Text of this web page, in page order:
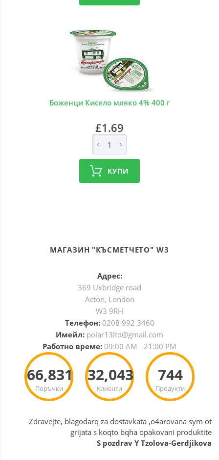
Боженци Кисело мляко 4% 400 г
£1.69
КУПИ
МАГАЗИН "КЪСМЕТЧЕТО" W3
Адрес:
369 Uxbridge road
Acton, London
W3 9RH
Телефон: 0208 992 3460
Имейл: polar13ltd@gmail.com
Работно време: 09:00 AM - 21:00 PM
Поръчки
66,831
Клиенти
32,043
Продукти
744
Zdravejte, blagodarq za dostavkata ,o4arovana sym ot
grijata s koqto bqha opakovani produktite
S pozdrav Y Tzolova-Gerdjikova